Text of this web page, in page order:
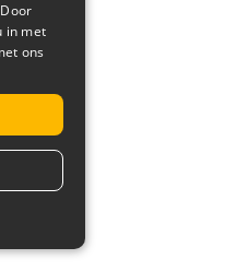
in met
ons